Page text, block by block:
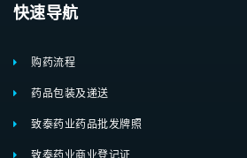
快速导航
购药流程
药品包装及递送
致泰药业药品批发牌照
致泰药业商业登记证